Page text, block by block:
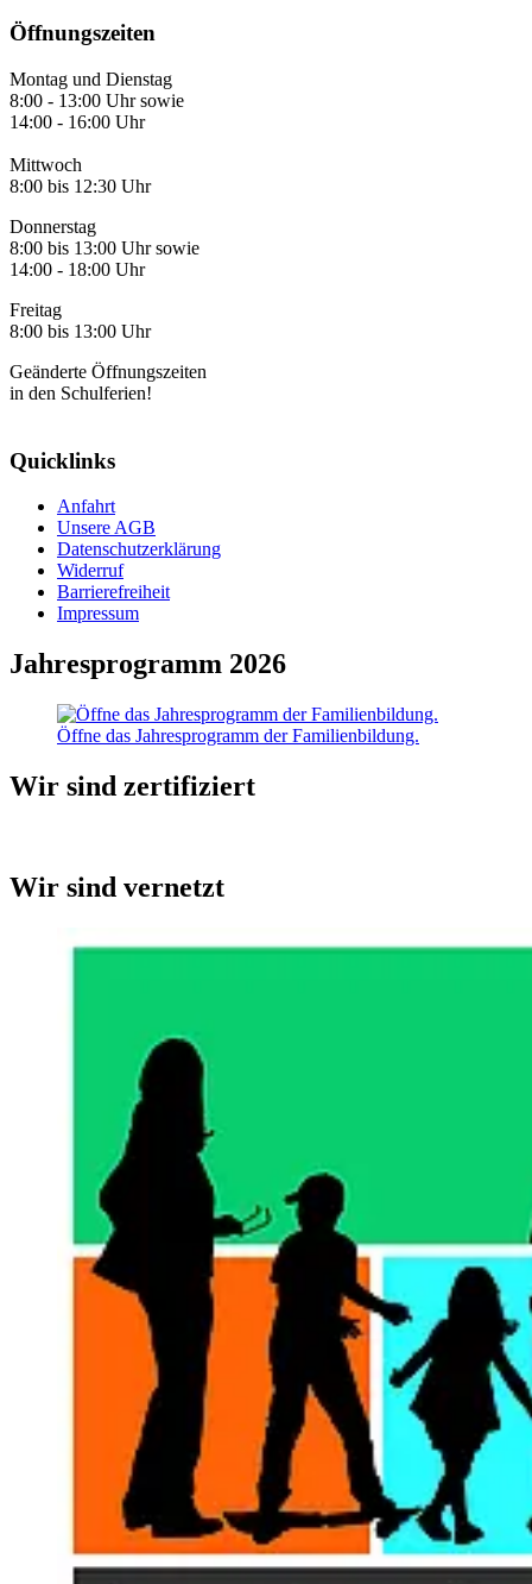
Öffnungszeiten
Montag und Dienstag
8:00 - 13:00 Uhr sowie
14:00 - 16:00 Uhr
Mittwoch
8:00 bis 12:30 Uhr
Donnerstag
8:00 bis 13:00 Uhr sowie
14:00 - 18:00 Uhr
Freitag
8:00 bis 13:00 Uhr
Geänderte Öffnungszeiten
in den Schulferien!
Quicklinks
Anfahrt
Unsere AGB
Datenschutzerklärung
Widerruf
Barrierefreiheit
Impressum
Jahresprogramm 2026
Öffne das Jahresprogramm der Familienbildung.
Wir sind zertifiziert
Wir sind vernetzt